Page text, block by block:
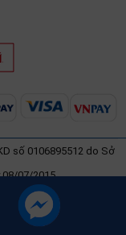
số 0106895512 do Sở
08/07/2015